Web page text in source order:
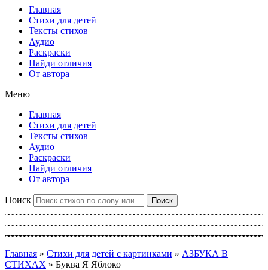
Главная
Стихи для детей
Тексты стихов
Аудио
Раскраски
Найди отличия
От автора
Меню
Главная
Стихи для детей
Тексты стихов
Аудио
Раскраски
Найди отличия
От автора
Поиск Поиск
Главная » Стихи для детей с картинками » АЗБУКА В
СТИХАХ » Буква Я Яблоко